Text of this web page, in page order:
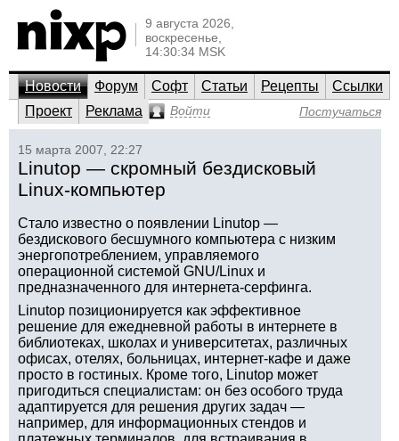
9 августа 2026,
воскресенье,
14:30:34 MSK
Новости Форум Софт Статьи Рецепты
Ссылки
Проект
Реклама Войти Постучаться
15 марта 2007, 22:27
Linutop — скромный бездисковый
Linux-компьютер
Стало известно о появлении Linutop —
бездискового бесшумного компьютера с низким
энергопотреблением, управляемого
операционной системой GNU/Linux и
предназначенного для интернета-серфинга.
Linutop позиционируется как эффективное
решение для ежедневной работы в интернете в
библиотеках, школах и университетах, различных
офисах, отелях, больницах, интернет-кафе и даже
просто в гостиных. Кроме того, Linutop может
пригодиться специалистам: он без особого труда
адаптируется для решения других задач —
например, для информационных стендов и